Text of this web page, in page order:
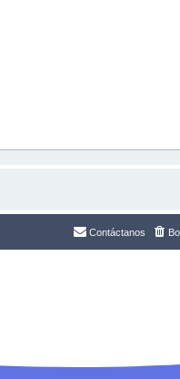
Contáctanos